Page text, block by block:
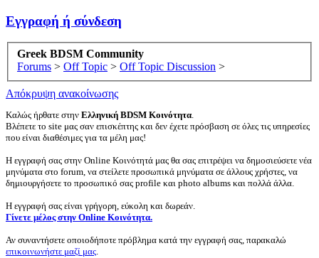
Εγγραφή ή σύνδεση
Greek BDSM Community
Forums > Off Topic > Off Topic Discussion >
Απόκρυψη ανακοίνωσης
Καλώς ήρθατε στην Ελληνική BDSM Κοινότητα.
Βλέπετε το site μας σαν επισκέπτης και δεν έχετε πρόσβαση σε όλες τις υπηρεσίες
που είναι διαθέσιμες για τα μέλη μας!
Η εγγραφή σας στην Online Κοινότητά μας θα σας επιτρέψει να δημοσιεύσετε νέα
μηνύματα στο forum, να στείλετε προσωπικά μηνύματα σε άλλους χρήστες, να
δημιουργήσετε το προσωπικό σας profile και photo albums και πολλά άλλα.
Η εγγραφή σας είναι γρήγορη, εύκολη και δωρεάν.
Γίνετε μέλος στην Online Κοινότητα.
Αν συναντήσετε οποιοδήποτε πρόβλημα κατά την εγγραφή σας, παρακαλώ
επικοινωνήστε μαζί μας.